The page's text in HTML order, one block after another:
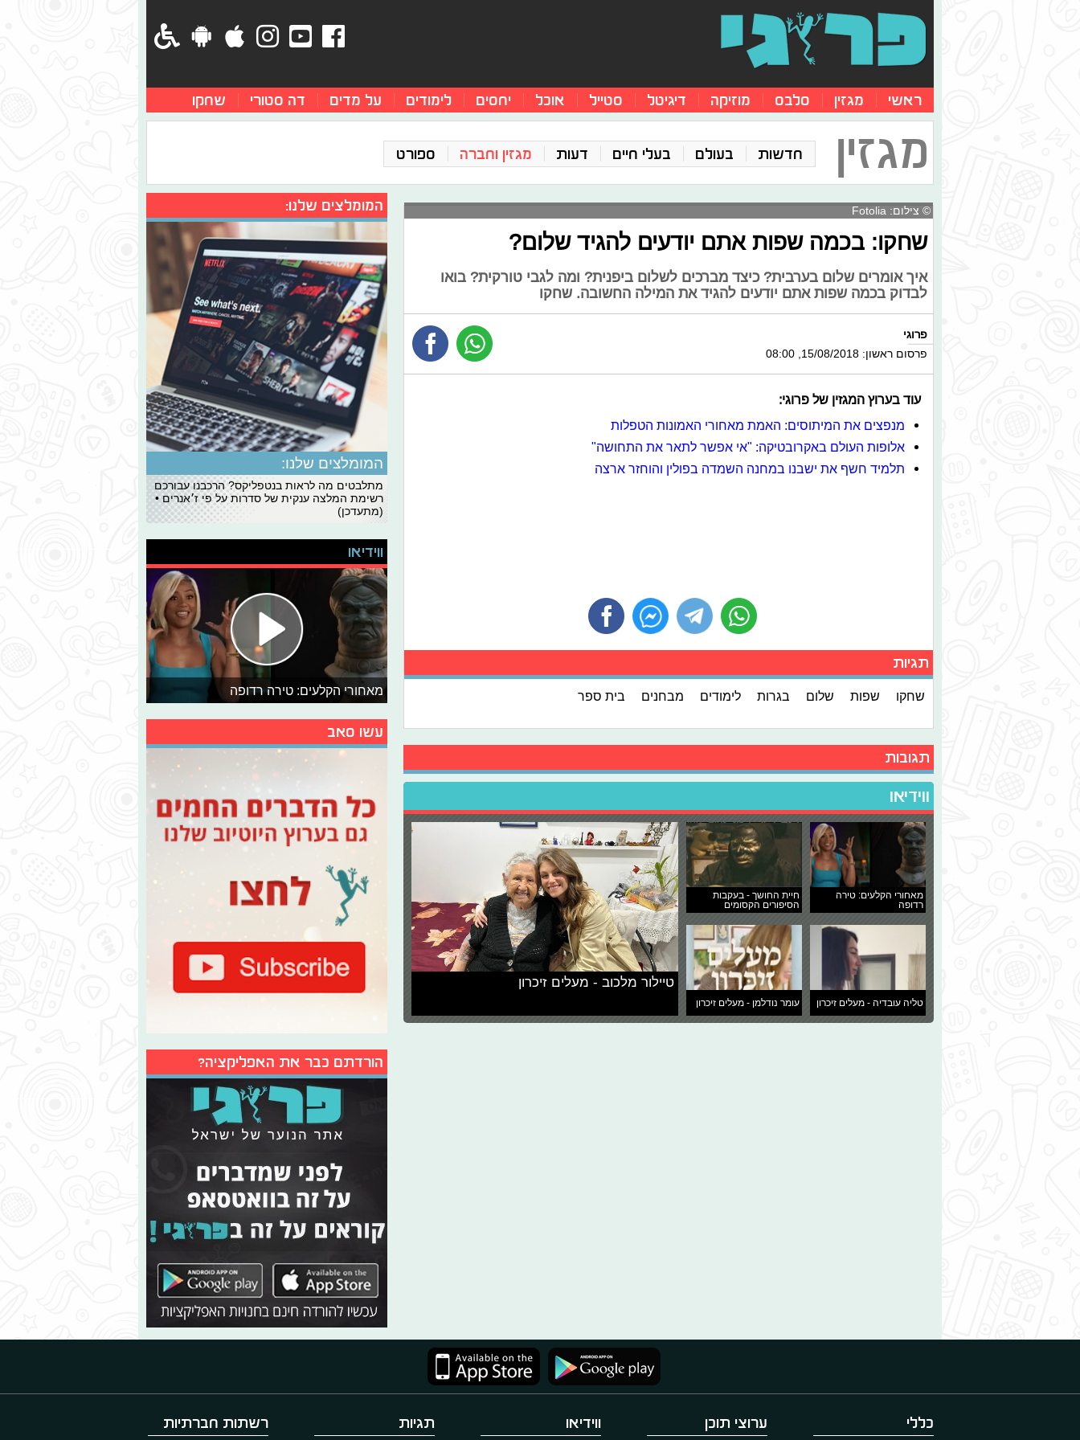
ראשי מגזין סלבס מוזיקה דיגיטל סטייל אוכל יחסים לימודים על מדים דה סטורי שחקו
מגזין חדשות בעולם בעלי חיים דעות מגזין וחברה ספורט
© צילום: Fotolia
שחקו: בכמה שפות אתם יודעים להגיד שלום?
איך אומרים שלום בערבית? כיצד מברכים לשלום ביפנית? ומה לגבי טורקית? בואו
לבדוק בכמה שפות אתם יודעים להגיד את המילה החשובה. שחקו
פרוגי
פרסום ראשון: 15/08/2018, 08:00
עוד בערוץ המגזין של פרוגי:
מנפצים את המיתוסים: האמת מאחורי האמונות הטפלות
אלופות העולם באקרובטיקה: "אי אפשר לתאר את התחושה"
תלמיד חשף את ישבנו במחנה השמדה בפולין והוחזר ארצה
תגיות
שחקו שפות שלום בגרות לימודים מבחנים בית ספר
תגובות
ווידיאו
מאחורי הקלעים: טירה
רדופה
חיית החושך - בעקבות
הסיפורים הקסומים
טליה עובדיה - מעלים זיכרון עומר נודלמן - מעלים זיכרון
טיילור מלכוב - מעלים זיכרון
המומלצים שלנו:
המומלצים שלנו:
מתלבטים מה לראות בנטפליקס? הרכבנו עבורכם
רשימת המלצה ענקית של סדרות על פי ז׳אנרים •
(מתעדכן)
ווידיאו
מאחורי הקלעים: טירה רדופה
עשו סאב
הורדתם כבר את האפליקציה?
כללי ערוצי תוכן ווידיאו תגיות רשתות חברתיות